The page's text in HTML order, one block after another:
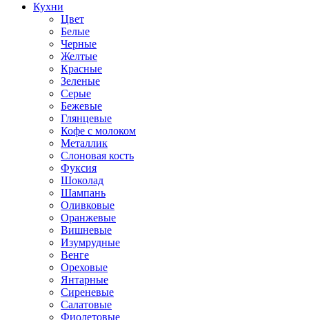
Кухни
Цвет
Белые
Черные
Желтые
Красные
Зеленые
Серые
Бежевые
Глянцевые
Кофе с молоком
Металлик
Слоновая кость
Фуксия
Шоколад
Шампань
Оливковые
Оранжевые
Вишневые
Изумрудные
Венге
Ореховые
Янтарные
Сиреневые
Салатовые
Фиолетовые